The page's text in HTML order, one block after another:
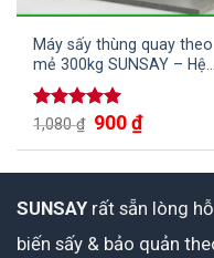
Máy sấy thùng quay theo
mẻ 300kg SUNSAY – Hệ
thống sấy đồng bộ cho
dây chuyền sản xuất
Được xếp
1,080₫ 900₫
SUNSAY rất sẵn lòng
biến sấy & bảo quản